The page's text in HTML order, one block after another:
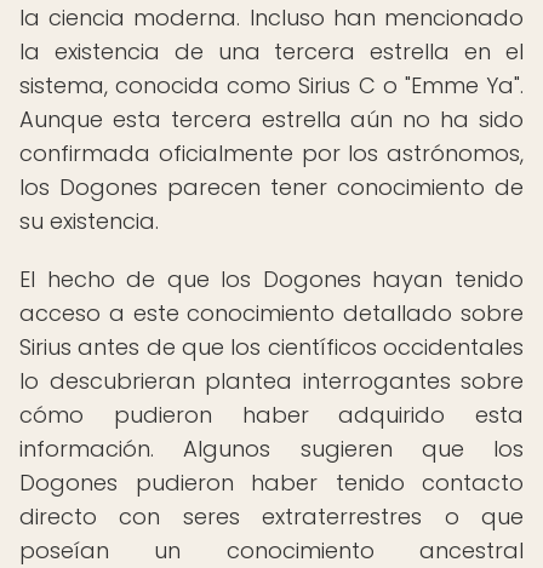
la ciencia moderna. Incluso han mencionado
la existencia de una tercera estrella en el
sistema, conocida como Sirius C o "Emme Ya".
Aunque esta tercera estrella aún no ha sido
confirmada oficialmente por los astrónomos,
los Dogones parecen tener conocimiento de
su existencia.
El hecho de que los Dogones hayan tenido
acceso a este conocimiento detallado sobre
Sirius antes de que los científicos occidentales
lo descubrieran plantea interrogantes sobre
cómo pudieron haber adquirido esta
información. Algunos sugieren que los
Dogones pudieron haber tenido contacto
directo con seres extraterrestres o que
poseían un conocimiento ancestral